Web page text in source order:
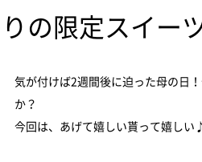
の限定スイー
気が付けば2週間後に迫った母の日
か？
今回は、あげて嬉しい貰って嬉しい